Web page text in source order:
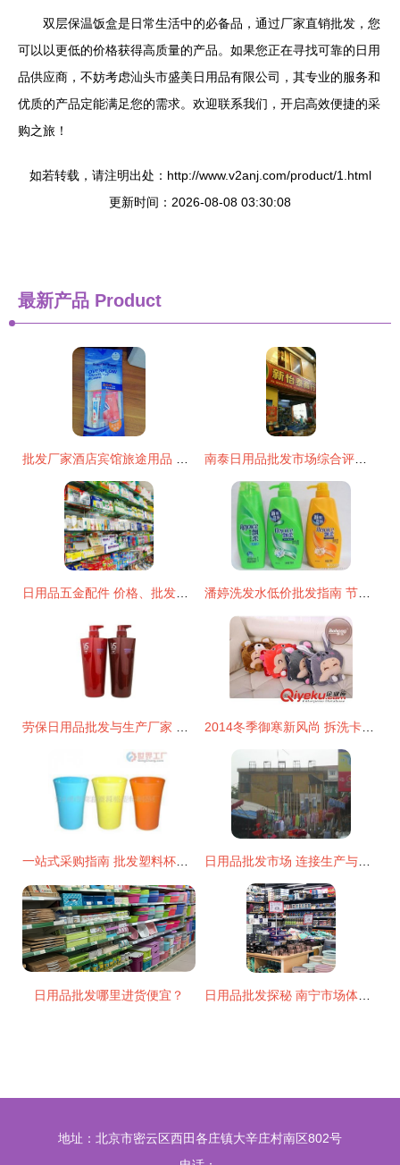
双层保温饭盒是日常生活中的必备品，通过厂家直销批发，您
可以以更低的价格获得高质量的产品。如果您正在寻找可靠的日用
品供应商，不妨考虑汕头市盛美日用品有限公司，其专业的服务和
优质的产品定能满足您的需求。欢迎联系我们，开启高效便捷的采
购之旅！
如若转载，请注明出处：http://www.v2anj.com/product/1.html
更新时间：2026-08-08 03:30:08
最新产品 Product
日用品批发哪里进货便宜？
地址：北京市密云区西田各庄镇大辛庄村南区802号